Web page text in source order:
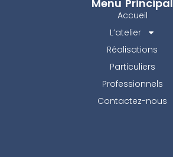
Menu Principal
Accueil
L’atelier
Réalisations
Particuliers
Professionnels
Contactez-nous